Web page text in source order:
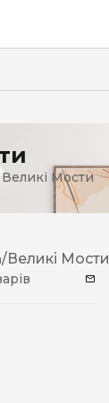
Великі Мости
/Великі Мости